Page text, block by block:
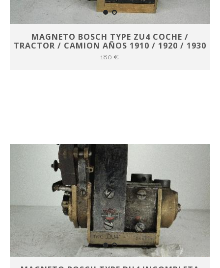
MAGNETO BOSCH TYPE ZU4 COCHE /
TRACTOR / CAMION AÑOS 1910 / 1920 / 1930
180 €